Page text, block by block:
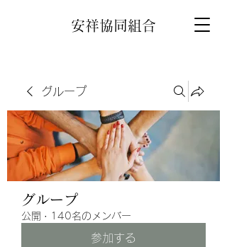
安祥協同組合
グループ
グループ
公開 · 140名のメンバー
参加する